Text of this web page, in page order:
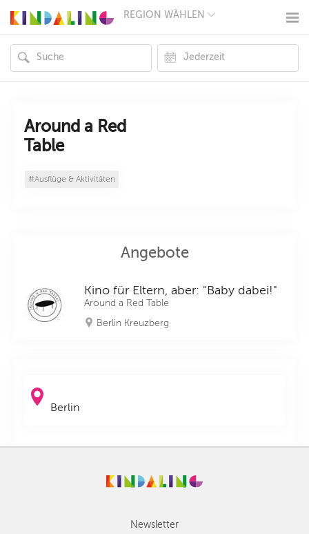
REGION WÄHLEN
MÜNCHEN
HAMBURG
FRANKFURT
KÖLN
Around a Red
Table
#Ausflüge & Aktivitäten
Angebote
Kino für Eltern, aber: "Baby dabei!"
Around a Red Table
Berlin Kreuzberg
Berlin
Newsletter